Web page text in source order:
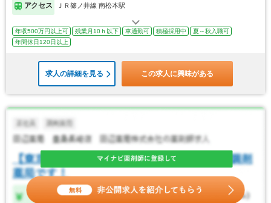
アクセス ＪＲ篠ノ井線 南松本駅
年収500万円以上可 残業月10ｈ以下 車通勤可 積極採用中
夏～秋入職可
年間休日120日以上
求人の詳細を見る この求人に興味がある